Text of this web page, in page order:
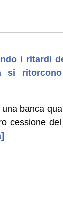
i ritardi
ritorcono
banca
cessione